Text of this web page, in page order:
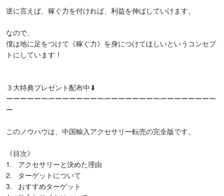
逆に言えば、稼ぐ力を付ければ、利益を伸ばしていけます。
なので、
僕は地に足をつけて《稼ぐ力》を身につけてほしいというコンセプ
トにしています！
３大特典プレゼント配布中⬇
ーーーーーーーーーーーーーーーーーーーーーーーーーーーーーー
ー
このノウハウは、中国輸入アクセサリー転売の完全版です。
《目次》
1.   アクセサリーと決めた理由
2.   ターゲットについて
3.   おすすめターゲット